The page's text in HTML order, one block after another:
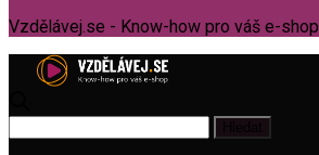
Vzdělávej.se - Know-how pro váš e-shop